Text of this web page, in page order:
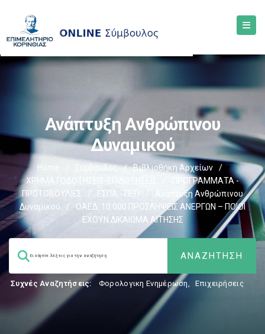
Ανάπτυξη Ανθρώπινου
Δυναμικού
Home Σύμβουλος / Βιβλιοθήκη Αρχείων
/
ΧΡΗΜΑΤΟΔΟΤΗΣΕΙΣ-ΕΠΙΔΟΤΗΣΕΙΣ
ΠΡΟΓΡΑΜΜΑΤΑ -
ΠΡΩΤΟΒΟΥΛΙΕΣ
/ ΕΣΠΑ - ΠΕΠ /
Ανάπτυξη Ανθρώπινου
Δυναμικού
/
ΟΑΕΔ: 10.000 ΠΡΟΣΛΗΨΕΙΣ ΑΝΕΡΓΩΝ – ΠΟΙΟΙ
ΕΧΟΥΝ ΔΙΚΑΙΩΜΑ ΑΙΤΗΣΗΣ
Συχνές Αναζητήσεις: Φορολογικη Ενημέρωση, Επιχειρήσεις